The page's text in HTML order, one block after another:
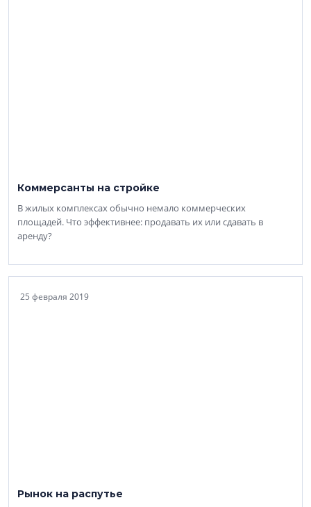
Коммерсанты на стройке
В жилых комплексах обычно немало коммерческих
площадей. Что эффективнее: продавать их или сдавать в
аренду?
25 февраля 2019
Рынок на распутье